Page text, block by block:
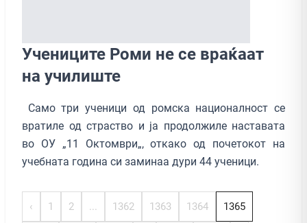
Учениците Роми не се враќаат
на училиште
Само три ученици од ромска националност се
вратиле од страство и ја продолжиле наставата
во ОУ „11 Октомври„, откако од почетокот на
учебната година си заминаа дури 44 ученици.
‹ 1 2 ... 1362 1363 1364 1365